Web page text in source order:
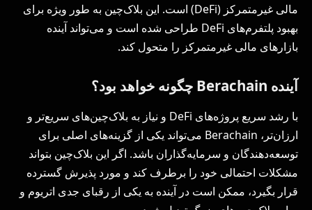
مالی غیرمتمرکز (DeFi) است. این بلاک‌چین به طور ویژه برای
بهبود پلتفرم‌های DeFi طراحی شده است و می‌تواند آینده
بازارهای مالی غیرمتمرکز را متحول کند.
آینده Berachain چگونه خواهد بود؟
با رشد سریع پروژه‌های DeFi و نیاز به بلاک‌چین‌های سریع‌تر و
ارزان‌تر، Berachain می‌تواند یکی از گزینه‌های اصلی برای
توسعه‌دهندگان و سرمایه‌گذاران باشد. اگر این بلاک‌چین بتواند
مشکلات احتمالی خود را برطرف کند و مورد پذیرش گسترده
قرار بگیرد، ممکن است در آینده به یکی از رقبای جدی اتریوم و